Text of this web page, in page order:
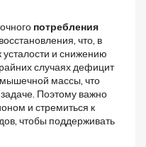
потребления
что, в
и снижению
случаях дефицит
массы, что
Поэтому важно
и стремиться к
чтобы поддерживать